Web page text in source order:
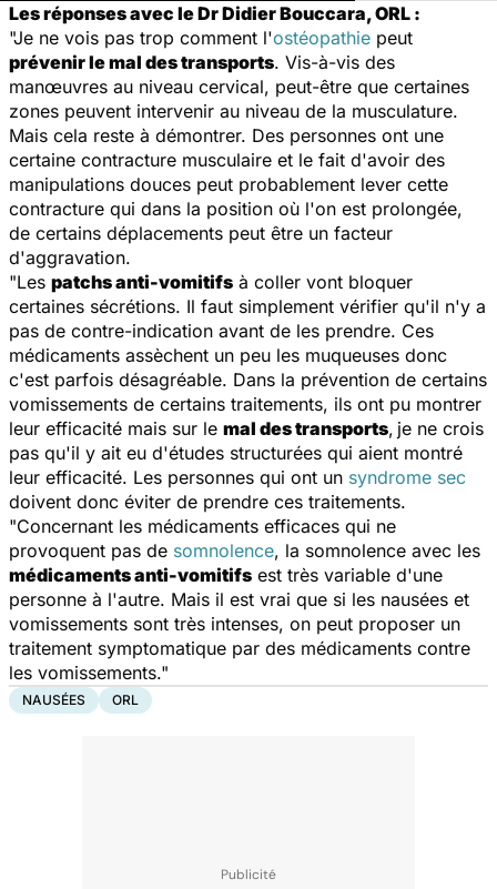
Les réponses avec le Dr Didier Bouccara, ORL :
"Je ne vois pas trop comment l'ostéopathie peut
prévenir le mal des transports. Vis-à-vis des
manœuvres au niveau cervical, peut-être que certaines
zones peuvent intervenir au niveau de la musculature.
Mais cela reste à démontrer. Des personnes ont une
certaine contracture musculaire et le fait d'avoir des
manipulations douces peut probablement lever cette
contracture qui dans la position où l'on est prolongée,
de certains déplacements peut être un facteur
d'aggravation.
"Les patchs anti-vomitifs à coller vont bloquer
certaines sécrétions. Il faut simplement vérifier qu'il n'y a
pas de contre-indication avant de les prendre. Ces
médicaments assèchent un peu les muqueuses donc
c'est parfois désagréable. Dans la prévention de certains
vomissements de certains traitements, ils ont pu montrer
leur efficacité mais sur le mal des transports, je ne crois
pas qu'il y ait eu d'études structurées qui aient montré
leur efficacité. Les personnes qui ont un syndrome sec
doivent donc éviter de prendre ces traitements.
"Concernant les médicaments efficaces qui ne
provoquent pas de somnolence, la somnolence avec les
médicaments anti-vomitifs est très variable d'une
personne à l'autre. Mais il est vrai que si les nausées et
vomissements sont très intenses, on peut proposer un
traitement symptomatique par des médicaments contre
les vomissements."
NAUSÉES ORL